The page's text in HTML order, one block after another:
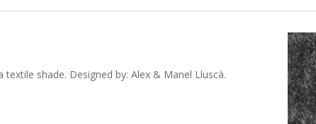
shade. Designed by: Alex & Manel Lluscà.